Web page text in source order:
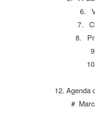
6.
7.
8.
12. Agenda
#